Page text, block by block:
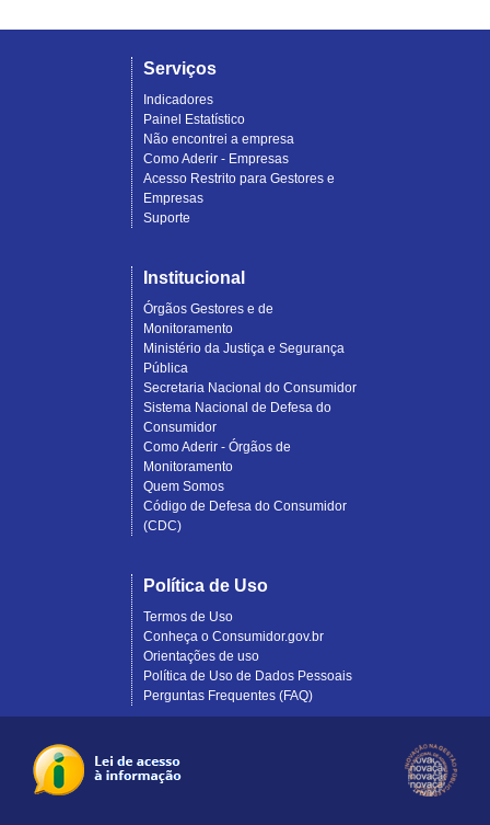
Serviços
Indicadores
Painel Estatístico
Não encontrei a empresa
Como Aderir - Empresas
Acesso Restrito para Gestores e
Empresas
Suporte
Institucional
Órgãos Gestores e de
Monitoramento
Ministério da Justiça e Segurança
Pública
Secretaria Nacional do Consumidor
Sistema Nacional de Defesa do
Consumidor
Como Aderir - Órgãos de
Monitoramento
Quem Somos
Código de Defesa do Consumidor
(CDC)
Política de Uso
Termos de Uso
Conheça o Consumidor.gov.br
Orientações de uso
Política de Uso de Dados Pessoais
Perguntas Frequentes (FAQ)